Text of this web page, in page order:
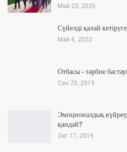
Май 23, 2026
Сүйелді қалай
Май 6, 2023
Отбасы – тәрбие
Сен 25, 2019
Эмоционалдық
қандай?
Окт 17, 2019